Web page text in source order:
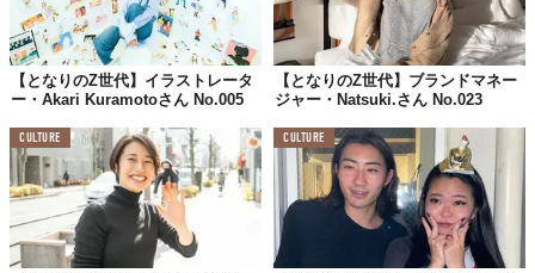
2025年、どうなっていたい？
素敵な旅をしながら、
何かを生み出し
人々に喜びを与えていきたい
【となりのZ世代】イラストレータ
ー・Akari Kuramotoさん No.005
【となりのZ世代】ブランドマネー
ジャー・Natsuki.さん No.023
CULTURE CULTURE